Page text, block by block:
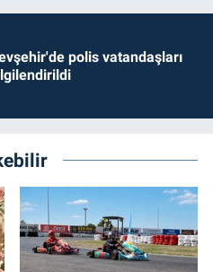
polis vatandaşları